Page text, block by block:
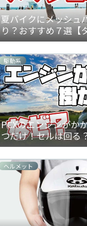
夏バイクにメッシュ
り？おすすめ７選【
ネ？】
駆動系
PCXのエンジンがか
つだけ！セルは回る
ヘルメット